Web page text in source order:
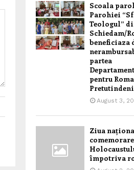
Scoala
Parohiei
Teologul”
Schiedam/
beneficiaza
partea
pentru
Pretutindeni
August 3,
Ziua
împotriva